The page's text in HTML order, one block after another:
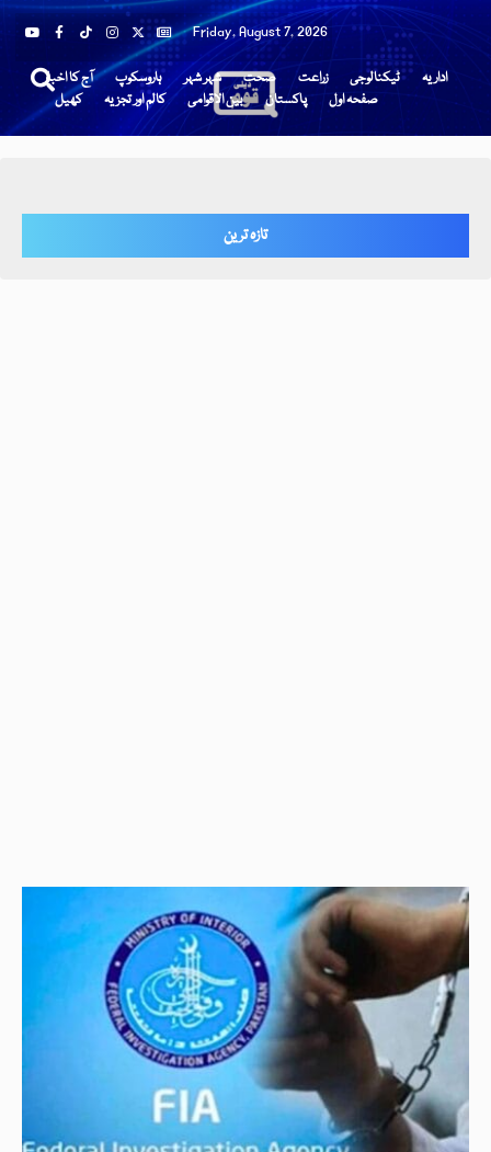
Friday, August 7, 2026
آج کا اخبار ہاروسکوپ شہر شہر صحت زراعت ٹیکنالوجی
اداریہ
کھیل
کالم اور تجزیہ بین الاقوامی پاکستان صفحہ اول
تازہ ترین